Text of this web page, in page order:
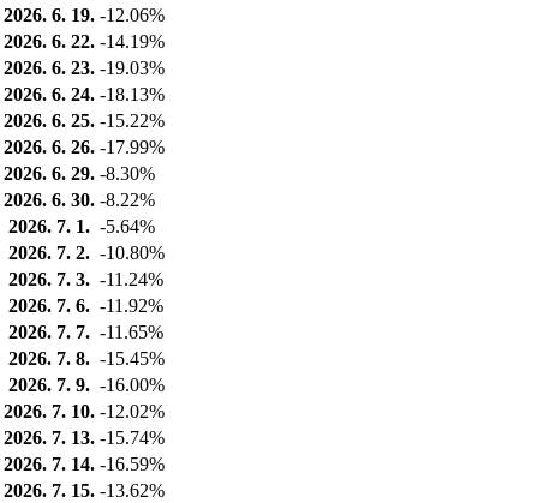
2026. 6. 19. -12.06%
2026. 6. 22. -14.19%
2026. 6. 23. -19.03%
2026. 6. 24. -18.13%
2026. 6. 25. -15.22%
2026. 6. 26. -17.99%
2026. 6. 29. -8.30%
2026. 6. 30. -8.22%
2026. 7. 1. -5.64%
2026. 7. 2. -10.80%
2026. 7. 3. -11.24%
2026. 7. 6. -11.92%
2026. 7. 7. -11.65%
2026. 7. 8. -15.45%
2026. 7. 9. -16.00%
2026. 7. 10. -12.02%
2026. 7. 13. -15.74%
2026. 7. 14. -16.59%
2026. 7. 15. -13.62%